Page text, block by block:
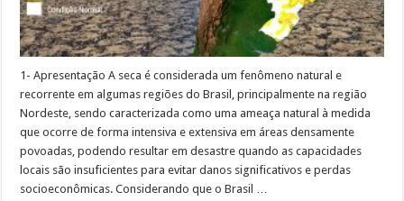
1- Apresentação A seca é considerada um fenômeno natural e
recorrente em algumas regiões do Brasil, principalmente na região
Nordeste, sendo caracterizada como uma ameaça natural à medida
que ocorre de forma intensiva e extensiva em áreas densamente
povoadas, podendo resultar em desastre quando as capacidades
locais são insuficientes para evitar danos significativos e perdas
socioeconômicas. Considerando que o Brasil …